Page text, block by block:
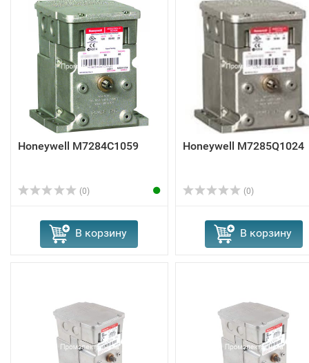
Honeywell M7284C1059
(0)
В корзину
Honeywell M7285Q1024
(0)
В корзину